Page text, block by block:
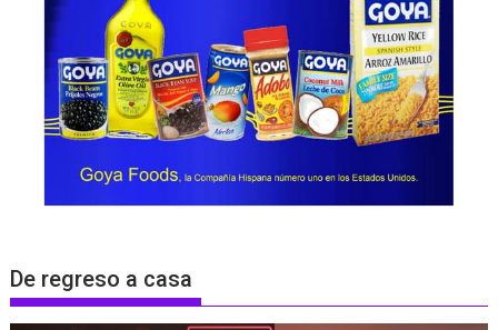
De regreso a casa